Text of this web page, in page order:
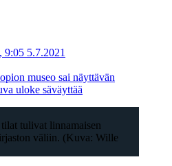
9:05 5.7.2021
museo sai näyttävän
uloke säväyttää
tulivat linnamaisen
väliin. (Kuva: Wille